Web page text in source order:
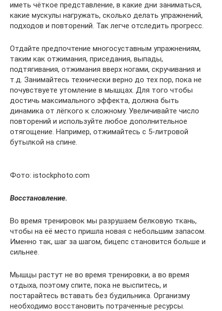
иметь чёткое представление, в какие дни заниматься,
какие мускулы нагружать, сколько делать упражнений,
подходов и повторений. Так легче отследить прогресс.
Отдайте предпочтение многосуставным упражнениям,
таким как отжимания, приседания, выпады,
подтягивания, отжимания вверх ногами, скручивания и
т.д. Занимайтесь технически верно до тех пор, пока не
почувствуете утомление в мышцах. Для того чтобы
достичь максимального эффекта, должна быть
динамика от лёгкого к сложному. Увеличивайте число
повторений и используйте любое дополнительное
отягощение. Например, отжимайтесь с 5-литровой
бутылкой на спине.
Фото: istockphoto.com
Восстановление.
Во время тренировок мы разрушаем белковую ткань,
чтобы на её место пришла новая с небольшим запасом.
Именно так, шаг за шагом, бицепс становится больше и
сильнее.
Мышцы растут не во время тренировки, а во время
отдыха, поэтому спите, пока не выспитесь, и
постарайтесь вставать без будильника. Организму
необходимо восстановить потраченные ресурсы.